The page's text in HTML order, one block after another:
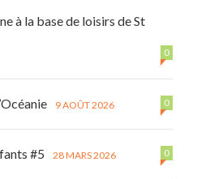
à la base de loisirs de St
0
9 AOÛT 2026 0
#5 28 MARS 2026 0